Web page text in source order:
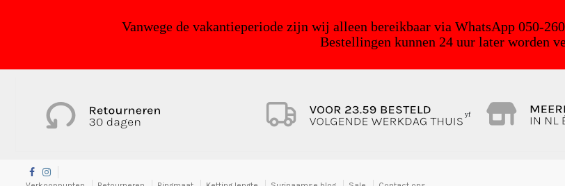
Vanwege de vakantieperiode zijn wij alleen bereikbaar via WhatsApp 050-
Bestellingen kunnen 24 uur later worden
yf